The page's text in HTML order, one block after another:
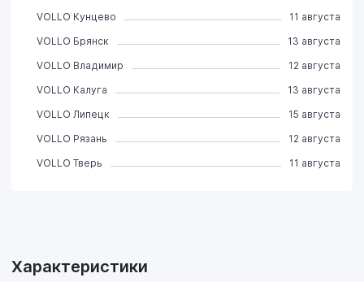
Характеристики
VOLLO Кунцево
11 августа
VOLLO Брянск
13 августа
VOLLO Владимир
12 августа
VOLLO Калуга
13 августа
VOLLO Липецк
15 августа
VOLLO Рязань
12 августа
VOLLO Тверь
11 августа